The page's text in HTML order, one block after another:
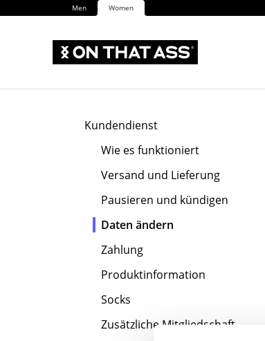
Men Women
Kundendienst
Wie es funktioniert
Versand und Lieferung
Pausieren und kündigen
Daten ändern
Zahlung
Produktinformation
Socks
Zusätzliche Mitgliedschaft